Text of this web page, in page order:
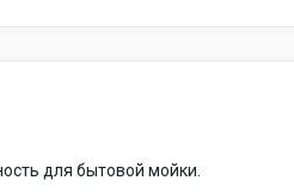
для бытовой мойки.